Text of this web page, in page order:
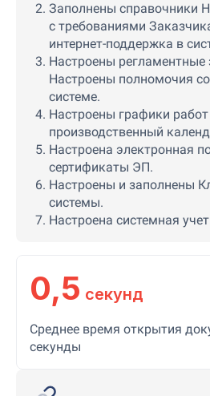
Заполнены справочники
с требованиями
интернет-поддержка в
Настроены регламентные
Настроены полномочия
системе.
Настроены графики работ
производственный
Настроена электронная
сертификаты ЭП.
Настроены и заполнены
системы.
Настроена системная
0,5 секунд
Среднее время открытия
секунды